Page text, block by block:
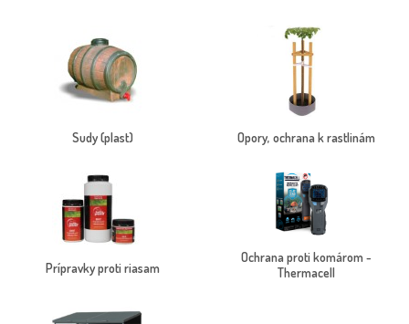
Sudy (plast) Opory, ochrana k rastlinám
Prípravky proti riasam
Ochrana proti komárom -
Thermacell